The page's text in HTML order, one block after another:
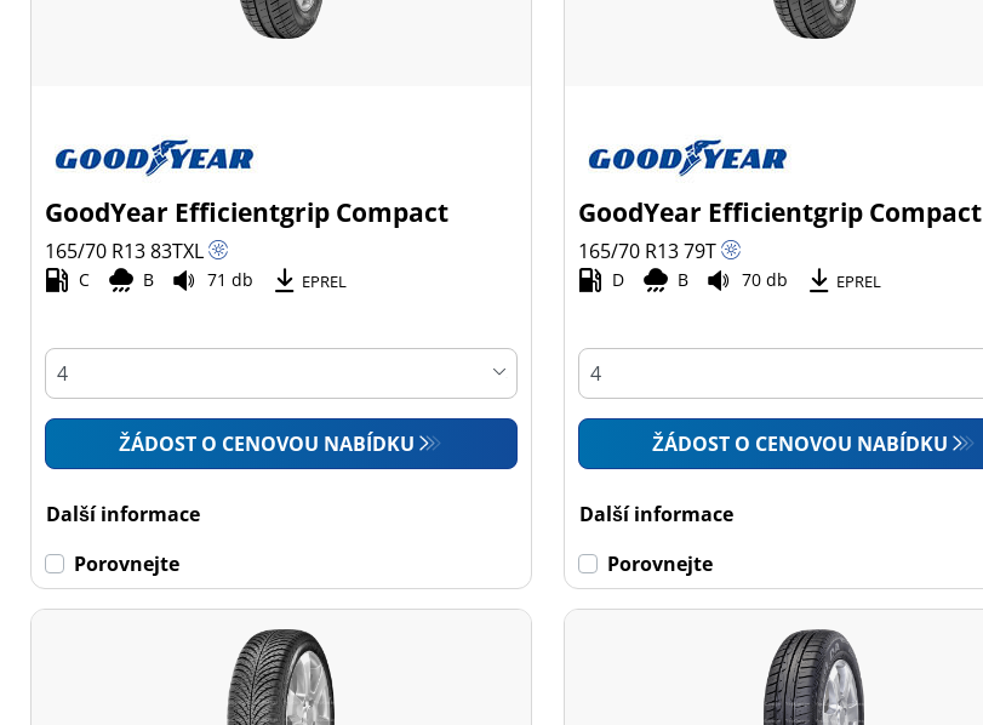
GoodYear Efficientgrip Compact
165/70 R1383TXL
C B 71 db EPREL
ŽÁDOST O CENOVOU NABÍDKU
Další informace
Porovnejte
GoodYear Efficientgrip Compact
165/70 R1379T
D B 70 db EPREL
ŽÁDOST O CENOVOU NABÍDKU
Další informace
Porovnejte